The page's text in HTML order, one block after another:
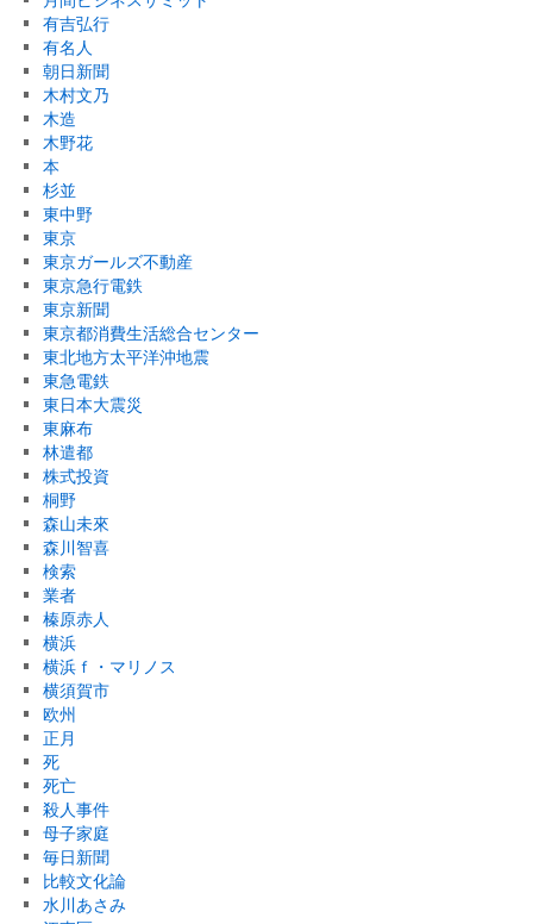
有吉弘行
有名人
朝日新聞
木村文乃
木造
木野花
本
杉並
東中野
東京
東京ガールズ不動産
東京急行電鉄
東京新聞
東京都消費生活総合センター
東北地方太平洋沖地震
東急電鉄
東日本大震災
東麻布
林遣都
株式投資
桐野
森山未來
森川智喜
検索
業者
榛原赤人
横浜
横浜ｆ・マリノス
横須賀市
欧州
正月
死
死亡
殺人事件
母子家庭
毎日新聞
比較文化論
水川あさみ